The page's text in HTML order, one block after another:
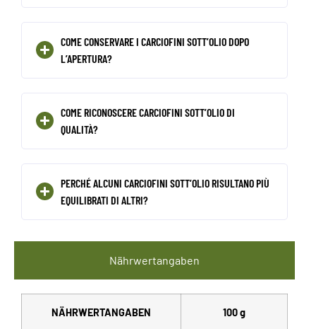
COME CONSERVARE I CARCIOFINI SOTT’OLIO DOPO
L’APERTURA?
COME RICONOSCERE CARCIOFINI SOTT’OLIO DI
QUALITÀ?
PERCHÉ ALCUNI CARCIOFINI SOTT’OLIO RISULTANO PIÙ
EQUILIBRATI DI ALTRI?
Nährwertangaben
NÄHRWERTANGABEN 100 g